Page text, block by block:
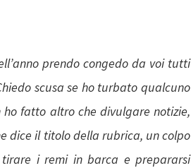
prendo congedo da voi tutti
scusa se ho turbato qualcuno
fatto altro che divulgare notizie,
dice il titolo della rubrica, un colpo
i remi in barca e prepararsi